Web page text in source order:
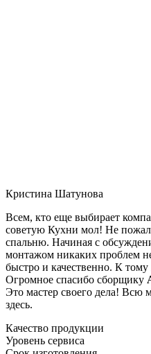
Кристина Шатунова
Всем, кто еще выбирает
советую Кухни мол! Не
спальню. Начиная с
монтажом никаких проблем
быстро и качественно. К
Огромное спасибо сборщику
Это мастер своего дела! Всю
здесь.
Качество продукции
Уровень сервиса